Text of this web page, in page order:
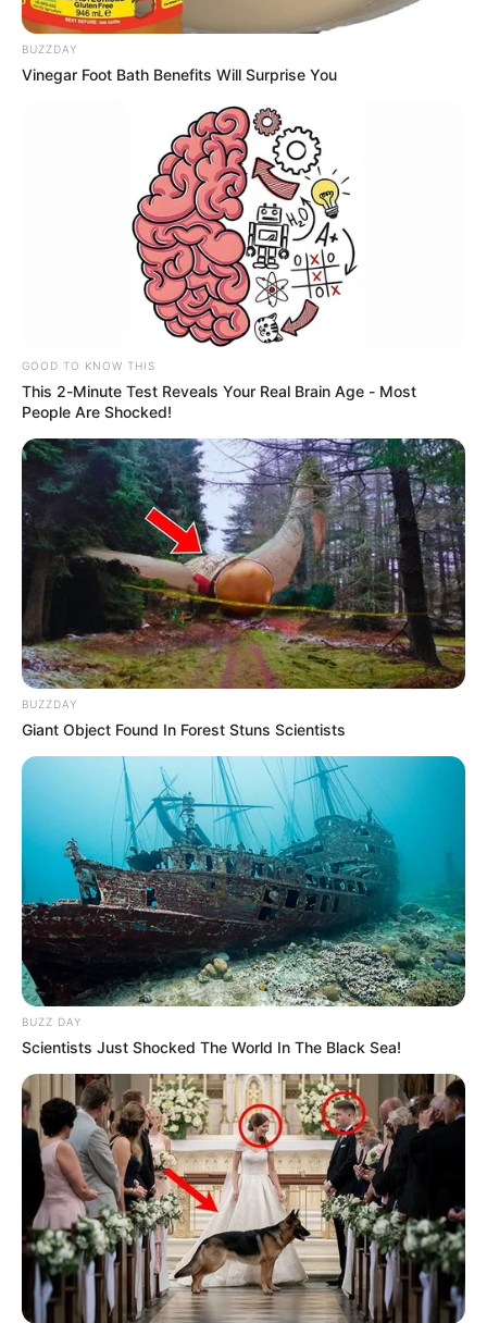
UNIDAD DE VÍCTIMAS EN ANTIOQUIA
Más de $2.600 millones llegan a
manos de 189 víctimas del conflicto
en Antioquia
ALERTA PAISA
Inició la intervención en la
afectada por pérdida de
banca
NOTICIAS MEDELLÍN
En Medellín siguen los
eventos de perdón público
y reparación simbólica en
Medellín
NOTICIAS ANTIOQUIA
que repara a 80 mujeres
Medellín
JEP
Continúa la audiencia
pública de la JEP en
Medellín sobre falsos
positivos
NOTICIAS ANTIOQUIA
Antioquia fue el
departamento más
beneficiado por la Unidad
de Víctimas
JEP
Gobierno respetará lo que
decida la JEP sobre
Mancuso: Minjusticia
BUZZDAY
Vinegar Foot Bath Benefits Will Surprise You
GOOD TO KNOW THIS
This 2-Minute Test Reveals Your Real Brain Age - Most
People Are Shocked!
BUZZDAY
Giant Object Found In Forest Stuns Scientists
BUZZ DAY
Scientists Just Shocked The World In The Black Sea!